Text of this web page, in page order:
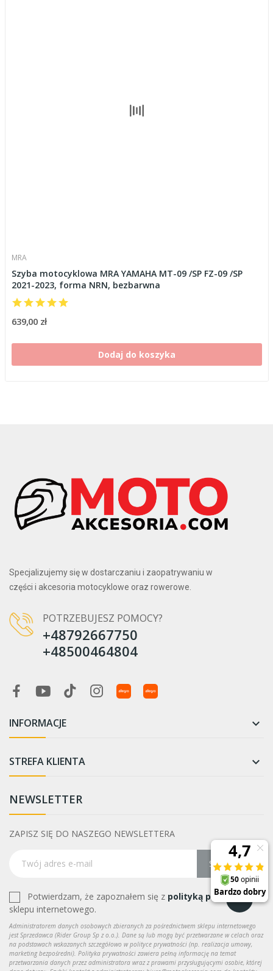
MRA
Szyba motocyklowa MRA YAMAHA MT-09 /SP FZ-09 /SP
2021-2023, forma NRN, bezbarwna
639,00 zł
Dodaj do koszyka
Specjalizujemy się w dostarczaniu i zaopatrywaniu w
części i akcesoria motocyklowe oraz rowerowe.
POTRZEBUJESZ POMOCY?
+48792667750
+48500464804
INFORMACJE 
STREFA KLIENTA 
NEWSLETTER
ZAPISZ SIĘ DO NASZEGO NEWSLETTERA
Subskrybuj
Potwierdzam, że zapoznałem się z polityką prywatności
sklepu internetowego.
Administratorem danych osobowych zbieranych za pośrednictwem sklepu internetowego
jest Sprzedawca (Rider Group Sp z o.o.). Dane są lub mogą być przetwarzane w celach oraz
na podstawach wskazanych szczegółowo w polityce prywatności (np. realizacja umowy,
marketing bezpośredni). Polityka prywatności zawiera pełną informację na temat
przetwarzania danych przez administratora wraz z prawami przysługującymi osobie, której